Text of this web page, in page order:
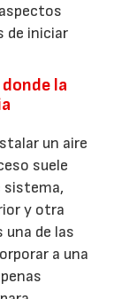
de iniciar
la
un aire
suele
sistema,
y otra
de las
a una